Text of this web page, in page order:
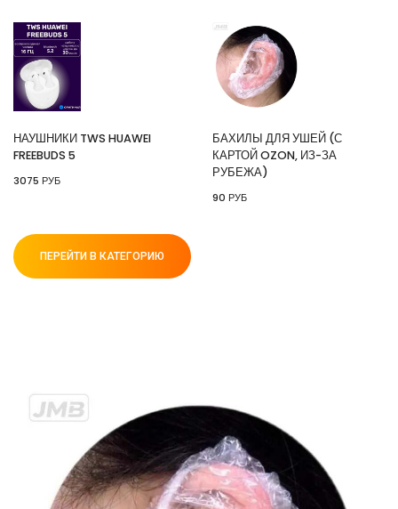
НАУШНИКИ TWS HUAWEI
FREEBUDS 5
3075 РУБ
БАХИЛЫ ДЛЯ УШЕЙ (С
КАРТОЙ OZON, ИЗ-ЗА
РУБЕЖА)
90 РУБ
ПЕРЕЙТИ В КАТЕГОРИЮ